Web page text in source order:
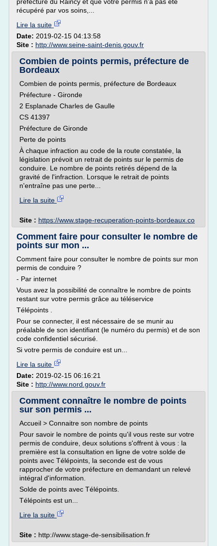
récupéré par vos soins,...
Lire la suite
Date: 2019-02-15 04:13:58
Site : http://www.seine-saint-denis.gouv.fr
Combien de points permis, préfecture de
Bordeaux
Combien de points permis, préfecture de Bordeaux
Préfecture - Gironde
2 Esplanade Charles de Gaulle
CS 41397
Préfecture de Gironde
Perte de points
À chaque infraction au code de la route constatée, la
législation prévoit un retrait de points sur le permis de
conduire. Le nombre de points retirés dépend de la
gravité de l'infraction. Lorsque le retrait de points
n'entraîne pas une perte...
Lire la suite
Site : https://www.stage-recuperation-points-bordeaux.co
Comment faire pour consulter le nombre de
points sur mon ...
Comment faire pour consulter le nombre de points sur mon
permis de conduire ?
- Par internet
Vous avez la possibilité de connaître le nombre de points
restant sur votre permis grâce au téléservice
Télépoints .
Pour se connecter, il est nécessaire de se munir au
préalable de son identifiant (le numéro du permis) et de son
code confidentiel sécurisé.
Si votre permis de conduire est un...
Lire la suite
Date: 2019-02-15 06:16:21
Site : http://www.nord.gouv.fr
Comment connaître le nombre de points
sur son permis ...
Accueil > Connaitre son nombre de points
Pour savoir le nombre de points qu'il vous reste sur votre
permis de conduire, deux solutions s'offrent à vous : la
première est la consultation en ligne de votre solde de
points avec Télépoints, la seconde est de vous
rapprocher de votre préfecture en demandant un relevé
intégral d'information.
Solde de points avec Télépoints.
Télépoints est un...
Lire la suite
Site : http://www.stage-de-sensibilisation.fr